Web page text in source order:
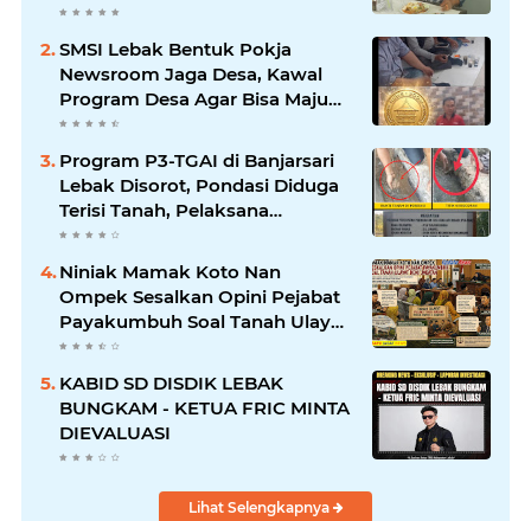
Ganti Kantin Sekolah
SMSI Lebak Bentuk Pokja
Newsroom Jaga Desa, Kawal
Program Desa Agar Bisa Maju
dan Mandiri
Program P3-TGAI di Banjarsari
Lebak Disorot, Pondasi Diduga
Terisi Tanah, Pelaksana
Terancam Sanksi Berat Hingga
Pidana
Niniak Mamak Koto Nan
Ompek Sesalkan Opini Pejabat
Payakumbuh Soal Tanah Ulayat
Demi Jabatan
KABID SD DISDIK LEBAK
BUNGKAM - KETUA FRIC MINTA
DIEVALUASI
Lihat Selengkapnya